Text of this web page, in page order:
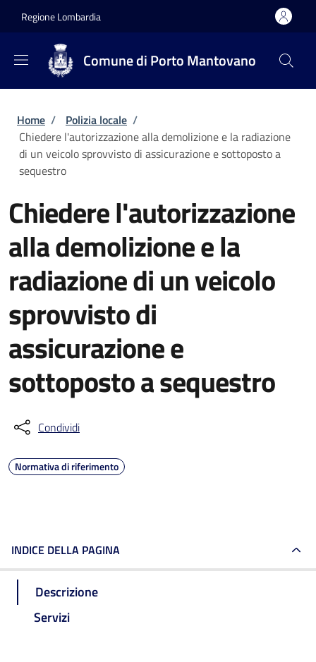
Regione Lombardia
Comune di Porto Mantovano
Briciole di pane
Home / Polizia locale /
Chiedere l'autorizzazione alla demolizione e la radiazione
di un veicolo sprovvisto di assicurazione e sottoposto a
sequestro
Chiedere l'autorizzazione
alla demolizione e la
radiazione di un veicolo
sprovvisto di
assicurazione e
sottoposto a sequestro
Condividi
Normativa di riferimento
INDICE DELLA PAGINA
Descrizione
Servizi